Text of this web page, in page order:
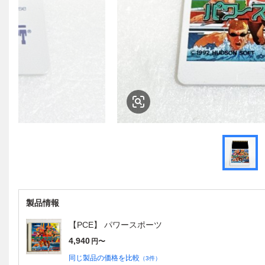
製品情報
【PCE】 パワースポーツ
4,940 円〜
同じ製品の価格を比較 （3件）